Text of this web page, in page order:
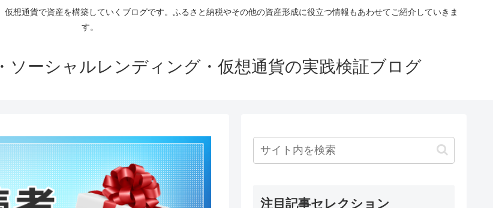
想通貨で資産を構築していくブログです。ふるさと納税やその他の資産形成に役立つ情報もあわせてご紹介していきま
す。
ソーシャルレンディング・仮想通貨の実践検証ブログ
注目記事セレクション